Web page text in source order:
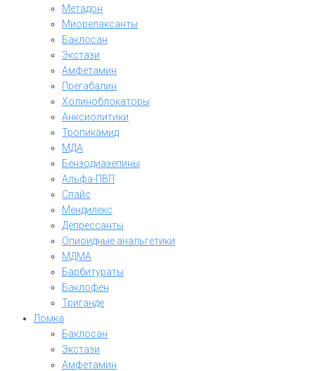
Метадон
Миорелаксанты
Баклосан
Экстази
Амфетамин
Прегабалин
Холиноблокаторы
Анксиолитики
Тропикамид
МДА
Бензодиазепины
Альфа-ПВП
Спайс
Мендилекс
Депрессанты
Опиоидные анальгетики
МДМА
Барбитураты
Баклофен
Триганде
Ломка
Баклосан
Экстази
Амфетамин